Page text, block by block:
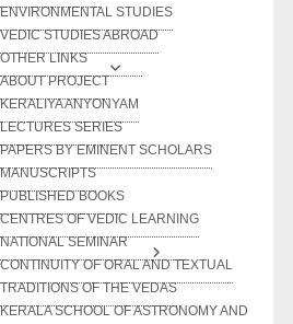
ENVIRONMENTAL STUDIES
VEDIC STUDIES ABROAD
OTHER LINKS
ABOUT PROJECT
KERALIYA ANYONYAM
LECTURES SERIES
PAPERS BY EMINENT SCHOLARS
MANUSCRIPTS
PUBLISHED BOOKS
CENTRES OF VEDIC LEARNING
NATIONAL SEMINAR
CONTINUITY OF ORAL AND TEXTUAL
TRADITIONS OF THE VEDAS
KERALA SCHOOL OF ASTRONOMY AND